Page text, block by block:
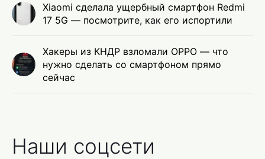
Xiaomi сделала ущербный смартфон Redmi
17 5G — посмотрите, как его испортили
Хакеры из КНДР взломали OPPO — что
нужно сделать со смартфоном прямо
сейчас
Наши соцсети